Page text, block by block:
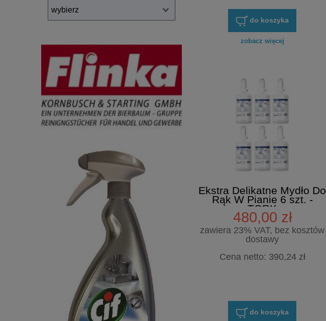
do koszyka
zobacz więcej
Ekstra Delikatne Mydło Do
Rąk W Pianie 6 szt. -
TORK
480,00 zł
zawiera 23% VAT, bez kosztów
dostawy
Cena netto: 390,24 zł
do koszyka